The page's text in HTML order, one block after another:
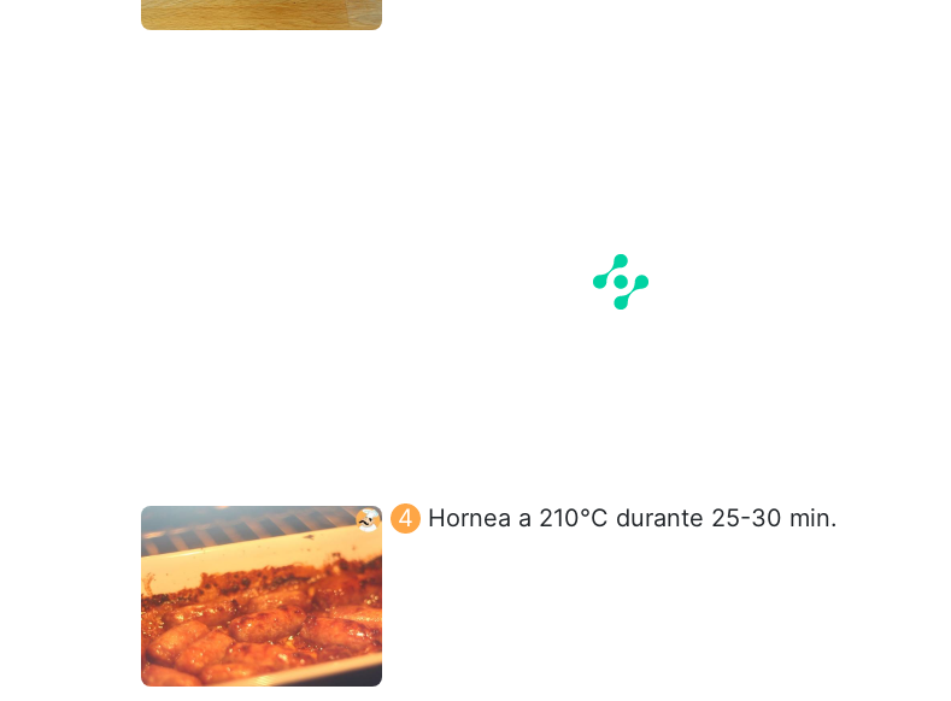
Hornea a 210°C durante 25-30 min.